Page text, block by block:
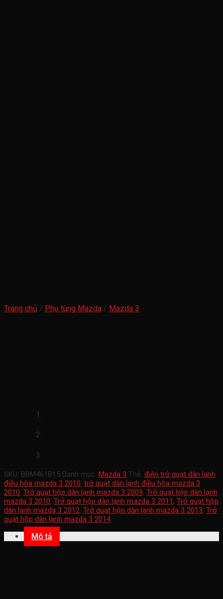
Trang chủ / Phụ tùng Mazda / Mazda 3
SKU: BBM461B15 Danh mục: Mazda 3 Thẻ: điện trở quạt dàn lạnh
điều hòa mazda 3 2010, trở quạt dàn lạnh điều hòa mazda 3
2010, Trở quạt hộp dàn lạnh mazda 3 2009, Trở quạt hộp dàn lạnh
mazda 3 2010, Trở quạt hộp dàn lạnh mazda 3 2011 , Trở quạt hộp
dàn lạnh mazda 3 2012, Trở quạt hộp dàn lạnh mazda 3 2013, Trở
quạt hộp dàn lạnh mazda 3 2014
Mô tả